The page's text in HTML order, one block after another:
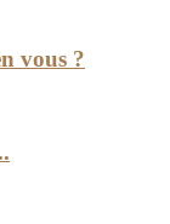
vous ?